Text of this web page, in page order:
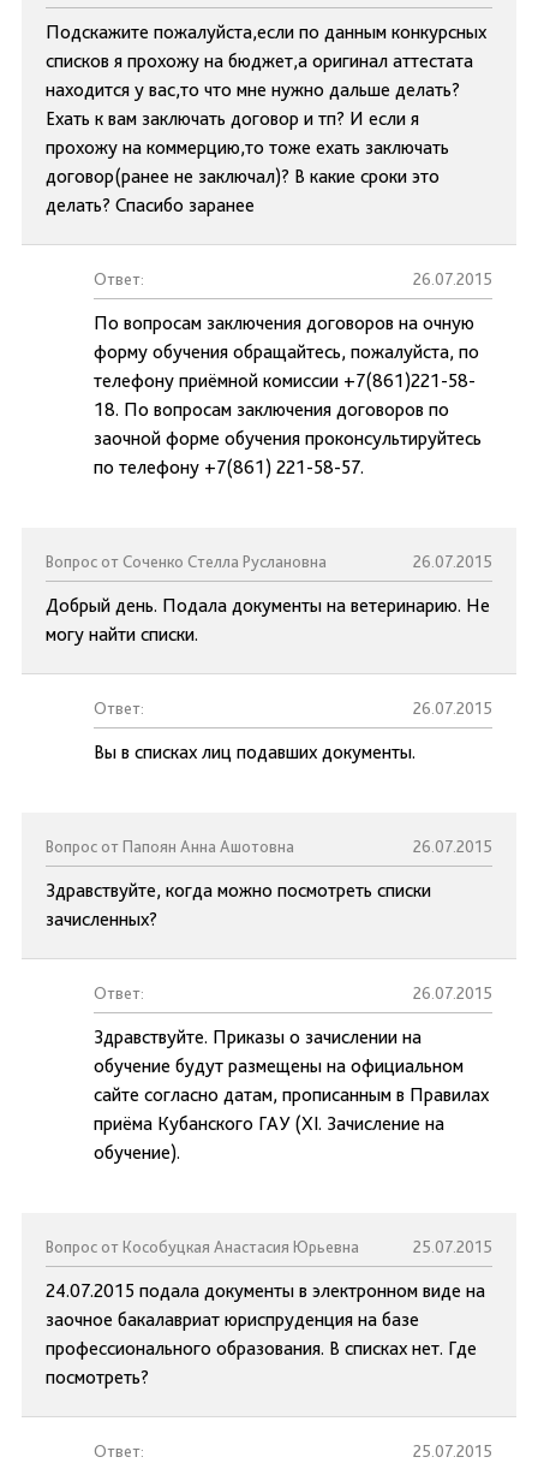
Подскажите пожалуйста,если по данным конкурсных
списков я прохожу на бюджет,а оригинал аттестата
находится у вас,то что мне нужно дальше делать?
Ехать к вам заключать договор и тп? И если я
прохожу на коммерцию,то тоже ехать заключать
договор(ранее не заключал)? В какие сроки это
делать? Спасибо заранее
Ответ: 26.07.2015
По вопросам заключения договоров на очную
форму обучения обращайтесь, пожалуйста, по
телефону приёмной комиссии +7(861)221-58-
18. По вопросам заключения договоров по
заочной форме обучения проконсультируйтесь
по телефону +7(861) 221-58-57.
Вопрос от Соченко Стелла Руслановна 26.07.2015
Добрый день. Подала документы на ветеринарию. Не
могу найти списки.
Ответ: 26.07.2015
Вы в списках лиц подавших документы.
Вопрос от Папоян Анна Ашотовна 26.07.2015
Здравствуйте, когда можно посмотреть списки
зачисленных?
Ответ: 26.07.2015
Здравствуйте. Приказы о зачислении на
обучение будут размещены на официальном
сайте согласно датам, прописанным в Правилах
приёма Кубанского ГАУ (XI. Зачисление на
обучение).
Вопрос от Кособуцкая Анастасия Юрьевна 25.07.2015
24.07.2015 подала документы в электронном виде на
заочное бакалавриат юриспруденция на базе
профессионального образования. В списках нет. Где
посмотреть?
Ответ: 25.07.2015